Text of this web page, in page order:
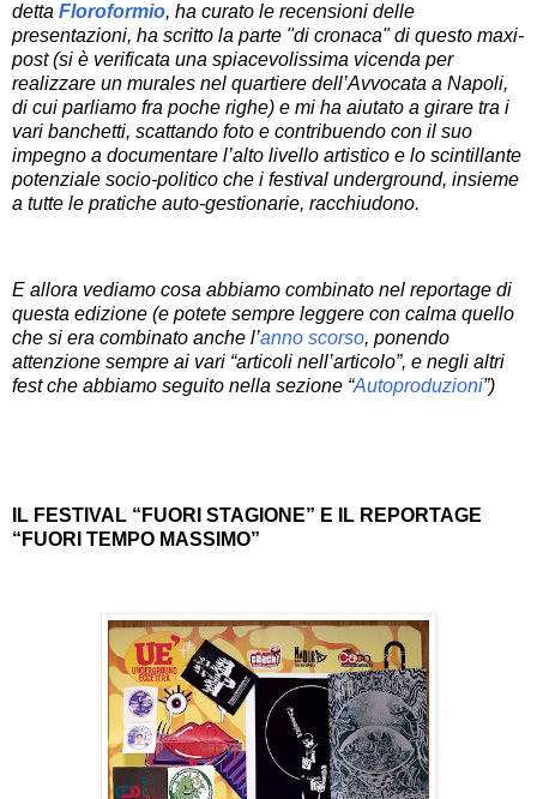
detta Floroformio, ha curato le recensioni delle
presentazioni, ha scritto la parte "di cronaca" di questo maxi-
post (si è verificata una spiacevolissima vicenda per
realizzare un murales nel quartiere dell’Avvocata a Napoli,
di cui parliamo fra poche righe) e mi ha aiutato a girare tra i
vari banchetti, scattando foto e contribuendo con il suo
impegno a documentare l’alto livello artistico e lo scintillante
potenziale socio-politico che i festival underground, insieme
a tutte le pratiche auto-gestionarie, racchiudono.
E allora vediamo cosa abbiamo combinato nel reportage di
questa edizione (e potete sempre leggere con calma quello
che si era combinato anche l’anno scorso, ponendo
attenzione sempre ai vari “articoli nell’articolo”, e negli altri
fest che abbiamo seguito nella sezione “Autoproduzioni”)
IL FESTIVAL “FUORI STAGIONE” E IL REPORTAGE
“FUORI TEMPO MASSIMO”